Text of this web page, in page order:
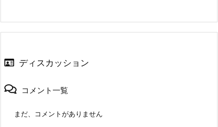
ディスカッション
コメント一覧
まだ、コメントがありません